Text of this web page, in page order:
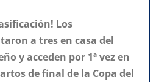
Los
a tres en casa del
y acceden por 1ª vez en
de final de la Copa del